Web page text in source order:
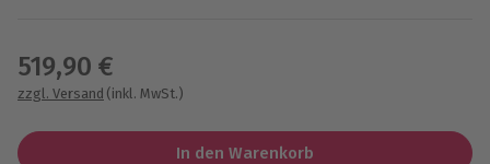
519,90 €
zzgl. Versand (inkl. MwSt.)
In den Warenkorb